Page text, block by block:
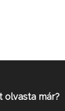
olvasta már?